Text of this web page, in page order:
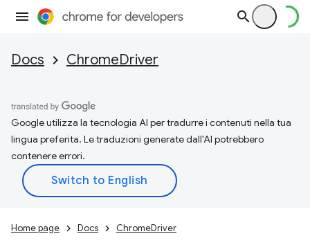
Docs ChromeDriver
Google utilizza la tecnologia AI per tradurre i contenuti nella tua
lingua preferita. Le traduzioni generate dall'AI potrebbero
contenere errori.
Home page Docs ChromeDriver